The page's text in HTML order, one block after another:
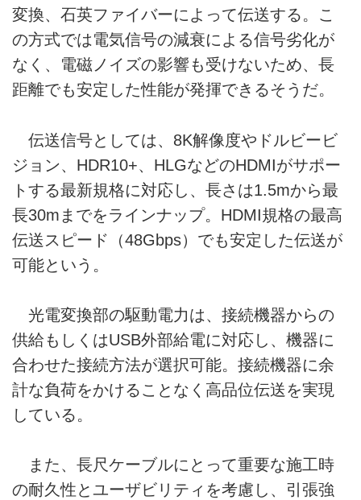
変換、石英ファイバーによって伝送する。こ
の方式では電気信号の減衰による信号劣化が
なく、電磁ノイズの影響も受けないため、長
距離でも安定した性能が発揮できるそうだ。
伝送信号としては、8K解像度やドルビービ
ジョン、HDR10+、HLGなどのHDMIがサポー
トする最新規格に対応し、長さは1.5mから最
長30mまでをラインナップ。HDMI規格の最高
伝送スピード（48Gbps）でも安定した伝送が
可能という。
光電変換部の駆動電力は、接続機器からの
供給もしくはUSB外部給電に対応し、機器に
合わせた接続方法が選択可能。接続機器に余
計な負荷をかけることなく高品位伝送を実現
している。
また、長尺ケーブルにとって重要な施工時
の耐久性とユーザビリティを考慮し、引張強